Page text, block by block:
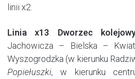
linii x2.
Linia x13: Dworzec
Jachowicza – Bielska –
Wyszogrodzka (w kierunku
Popiełuszki, w kierunku